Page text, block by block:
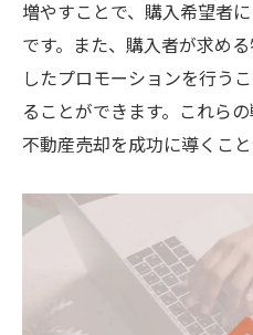
増やすことで、購入希望者
です。また、購入者が求め
したプロモーションを行う
ることができます。これら
不動産売却を成功に導くこ